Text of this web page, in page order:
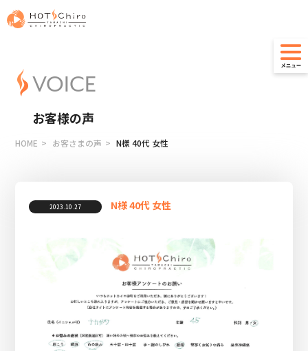
VOICE
お客様の声
HOME お客さまの声 N様 40代 女性
2023.10.27 N様 40代 女性